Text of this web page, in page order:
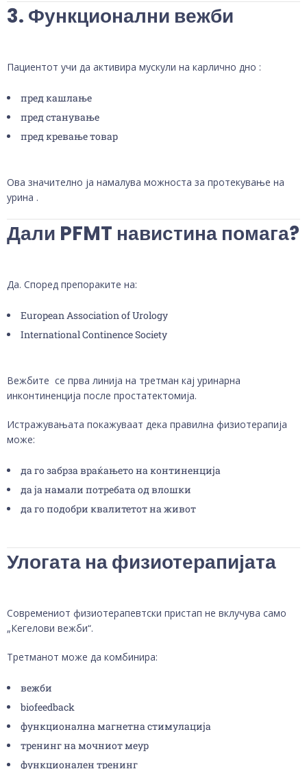
3. Функционални вежби
Пациентот учи да активира мускули на карлично дно :
пред кашлање
пред станување
пред кревање товар
Ова значително ја намалува можноста за протекување на
урина .
Дали PFMT навистина помага?
Да. Според препораките на:
European Association of Urology
International Continence Society
Вежбите се прва линија на третман кај уринарна
инконтиненција после простатектомија.
Истражувањата покажуваат дека правилна физиотерапија
може:
да го забрза враќањето на континенција
да ја намали потребата од влошки
да го подобри квалитетот на живот
Улогата на физиотерапијата
Современиот физиотерапевтски пристап не вклучува само
„Кегелови вежби“.
Третманот може да комбинира:
вежби
biofeedback
функционална магнетна стимулација
тренинг на мочниот меур
функционален тренинг